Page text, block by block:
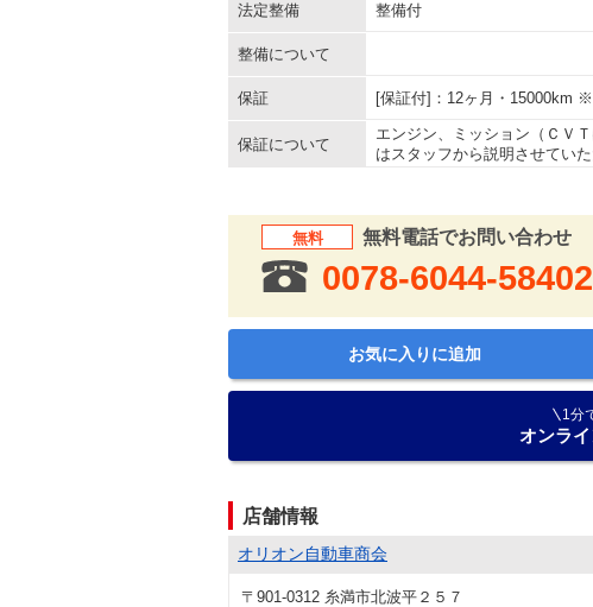
法定整備 整備付
整備について
保証 [保証付]：12ヶ月・15000km
保証について
エンジン、ミッション（ＣＶ
はスタッフから説明させてい
無料 無料電話でお問い合わせ
0078-6044-
お気に入りに追加
1分
オンラ
店舗情報
オリオン自動車商会
〒901-0312 糸満市北波平２５７